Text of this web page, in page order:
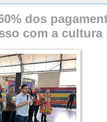
dos
com a cultura